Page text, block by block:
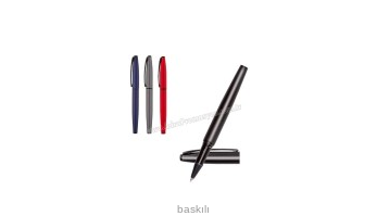
baskılı